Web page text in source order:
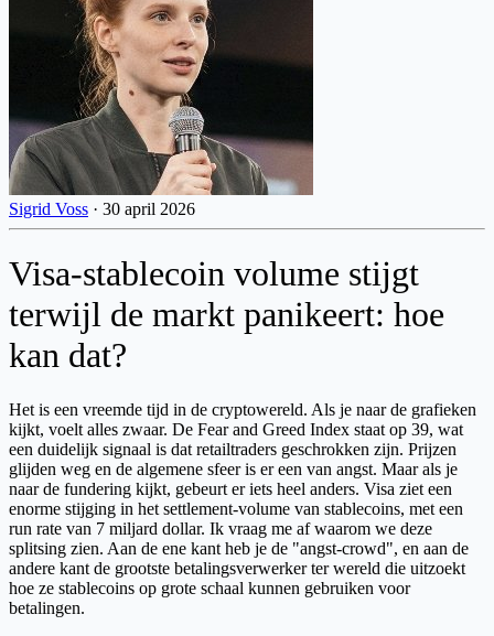
Sigrid Voss · 30 april 2026
Visa-stablecoin volume stijgt
terwijl de markt panikeert: hoe
kan dat?
Het is een vreemde tijd in de cryptowereld. Als je naar de grafieken
kijkt, voelt alles zwaar. De Fear and Greed Index staat op 39, wat
een duidelijk signaal is dat retailtraders geschrokken zijn. Prijzen
glijden weg en de algemene sfeer is er een van angst. Maar als je
naar de fundering kijkt, gebeurt er iets heel anders. Visa ziet een
enorme stijging in het settlement-volume van stablecoins, met een
run rate van 7 miljard dollar. Ik vraag me af waarom we deze
splitsing zien. Aan de ene kant heb je de "angst-crowd", en aan de
andere kant de grootste betalingsverwerker ter wereld die uitzoekt
hoe ze stablecoins op grote schaal kunnen gebruiken voor
betalingen.